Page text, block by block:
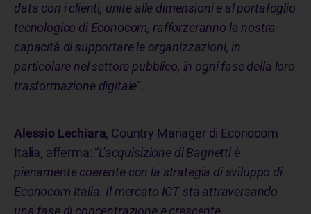
data con i clienti, unite alle dimensioni e al portafoglio
tecnologico di Econocom, rafforzeranno la nostra
capacità di supportare le organizzazioni, in
particolare nel settore pubblico, in ogni fase della loro
trasformazione digitale”.
Alessio Lechiara, Country Manager di Econocom
Italia, afferma: “L'acquisizione di Bagnetti è
pienamente coerente con la strategia di sviluppo di
Econocom Italia. Il mercato ICT sta attraversando
una fase di concentrazione e crescente